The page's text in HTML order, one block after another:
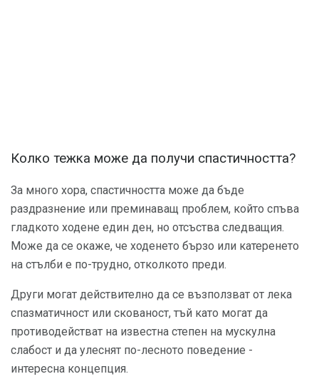
Колко тежка може да получи спастичността?
За много хора, спастичността може да бъде
раздразнение или преминаващ проблем, който спъва
гладкото ходене един ден, но отсъства следващия.
Може да се окаже, че ходенето бързо или катеренето
на стълби е по-трудно, отколкото преди.
Други могат действително да се възползват от лека
спазматичност или скованост, тъй като могат да
противодействат на известна степен на мускулна
слабост и да улеснят по-лесното поведение -
интересна концепция.